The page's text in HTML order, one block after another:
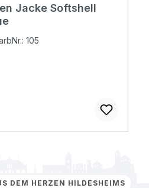
Jacke Softshell
105
DEM HERZEN HILDESHEIMS